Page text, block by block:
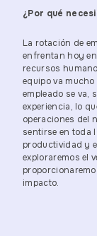
¿Por qué
La rotación de
enfrentan hoy
recursos
equipo va
empleado se va,
experiencia, lo
operaciones del
sentirse en toda
productividad y
exploraremos el
impacto.